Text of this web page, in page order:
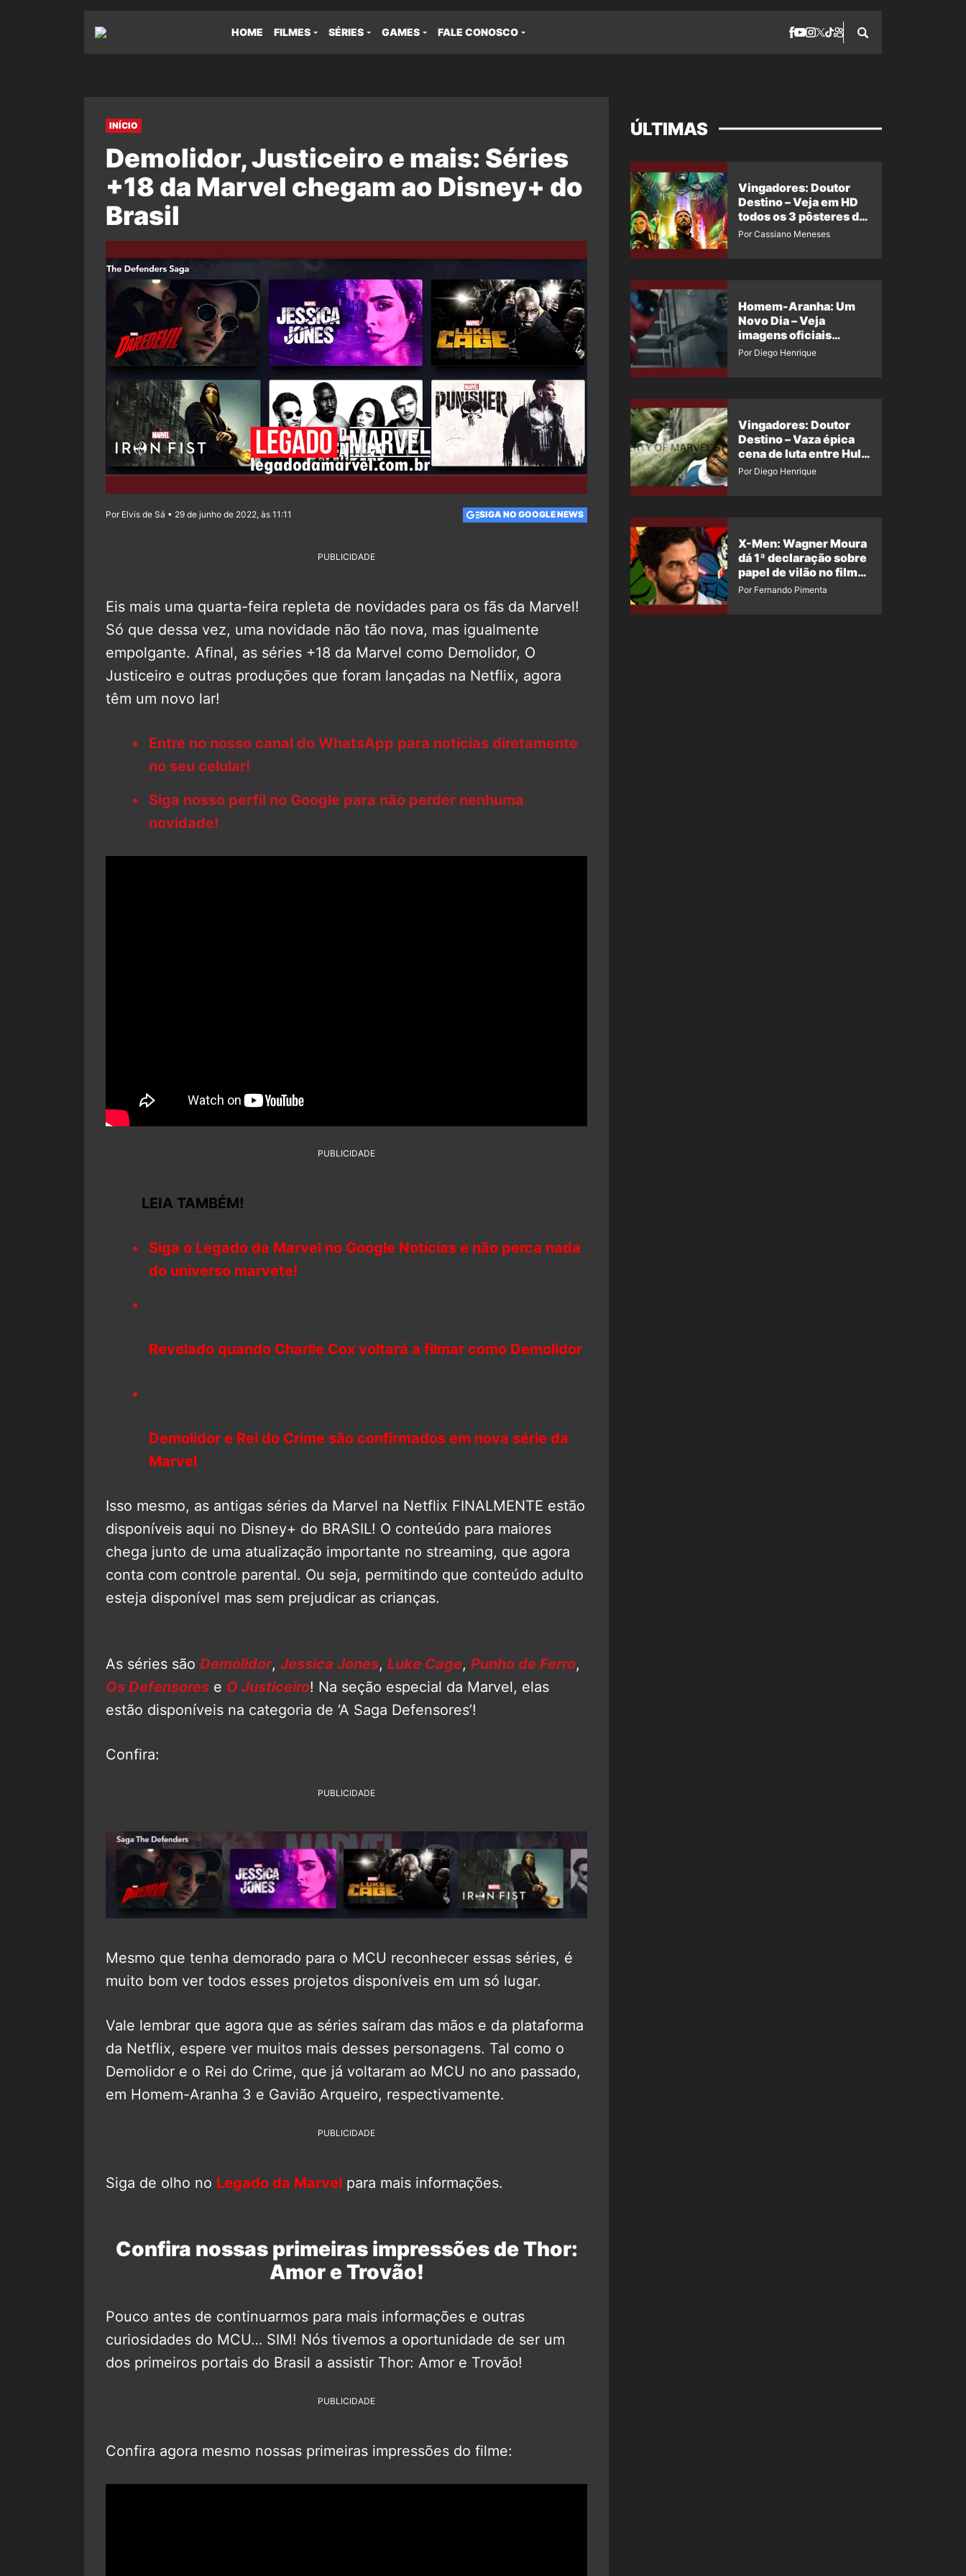
HOME FILMES SÉRIES GAMES FALE CONOSCO
INÍCIO
Demolidor, Justiceiro e mais: Séries
+18 da Marvel chegam ao Disney+ do
Brasil
Por Elvis de Sá • 29 de junho de 2022, às 11:11 SIGA NO GOOGLE NEWS
PUBLICIDADE
Eis mais uma quarta-feira repleta de novidades para os fãs da Marvel!
Só que dessa vez, uma novidade não tão nova, mas igualmente
empolgante. Afinal, as séries +18 da Marvel como Demolidor, O
Justiceiro e outras produções que foram lançadas na Netflix, agora
têm um novo lar!
Entre no nosso canal do WhatsApp para notícias diretamente
no seu celular!
Siga nosso perfil no Google para não perder nenhuma
novidade!
PUBLICIDADE
LEIA TAMBÉM!
Siga o Legado da Marvel no Google Notícias e não perca nada
do universo marvete!
Revelado quando Charlie Cox voltará a filmar como Demolidor
Demolidor e Rei do Crime são confirmados em nova série da
Marvel
Isso mesmo, as antigas séries da Marvel na Netflix FINALMENTE estão
disponíveis aqui no Disney+ do BRASIL! O conteúdo para maiores
chega junto de uma atualização importante no streaming, que agora
conta com controle parental. Ou seja, permitindo que conteúdo adulto
esteja disponível mas sem prejudicar as crianças.
As séries são Demolidor, Jessica Jones, Luke Cage, Punho de Ferro,
Os Defensores e O Justiceiro! Na seção especial da Marvel, elas
estão disponíveis na categoria de ‘A Saga Defensores’!
Confira:
PUBLICIDADE
Mesmo que tenha demorado para o MCU reconhecer essas séries, é
muito bom ver todos esses projetos disponíveis em um só lugar.
Vale lembrar que agora que as séries saíram das mãos e da plataforma
da Netflix, espere ver muitos mais desses personagens. Tal como o
Demolidor e o Rei do Crime, que já voltaram ao MCU no ano passado,
em Homem-Aranha 3 e Gavião Arqueiro, respectivamente.
PUBLICIDADE
Siga de olho no Legado da Marvel para mais informações.
Confira nossas primeiras impressões de Thor:
Amor e Trovão!
Pouco antes de continuarmos para mais informações e outras
curiosidades do MCU… SIM! Nós tivemos a oportunidade de ser um
dos primeiros portais do Brasil a assistir Thor: Amor e Trovão!
PUBLICIDADE
Confira agora mesmo nossas primeiras impressões do filme:
ÚLTIMAS
Vingadores: Doutor
Destino – Veja em HD
todos os 3 pôsteres de
‘Doomsday’ + 1 imagem
Por Cassiano Meneses
Homem-Aranha: Um
Novo Dia – Veja
imagens oficiais
descartadas do Hulk
Por Diego Henrique
Vingadores: Doutor
Destino – Vaza épica
cena de luta entre Hulk
e o Coisa
Por Diego Henrique
X-Men: Wagner Moura
dá 1ª declaração sobre
papel de vilão no filme
da Marvel
Por Fernando Pimenta